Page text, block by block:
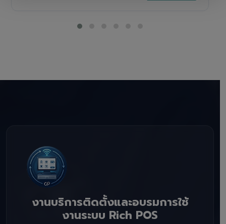
งานบริการติดตั้งและอบรมการใช้
งานระบบ Rich POS